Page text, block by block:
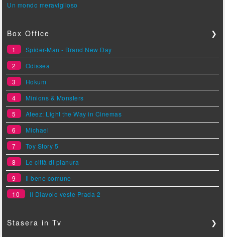
Un mondo meraviglioso
Box Office ❯
1
Spider-Man - Brand New Day
2
Odissea
3
Hokum
4
Minions & Monsters
5
Ateez: Light the Way in Cinemas
6
Michael
7
Toy Story 5
8
Le città di pianura
9
Il bene comune
10
Il Diavolo veste Prada 2
Stasera in Tv ❯